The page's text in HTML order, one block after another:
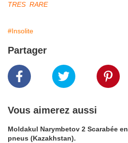
TRES RARE
#Insolite
Partager
Vous aimerez aussi
Moldakul Narymbetov 2 Scarabée en
pneus (Kazakhstan).